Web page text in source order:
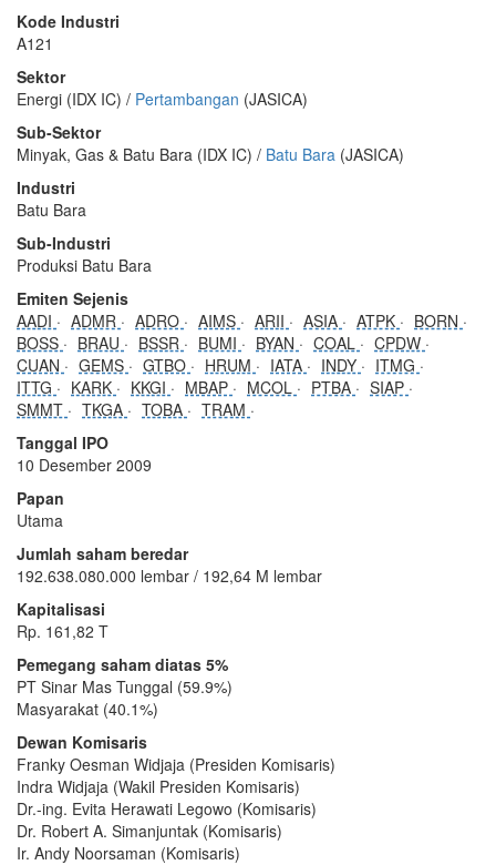
Kode Industri
A121
Sektor
Energi (IDX IC) / Pertambangan (JASICA)
Sub-Sektor
Minyak, Gas & Batu Bara (IDX IC) / Batu Bara (JASICA)
Industri
Batu Bara
Sub-Industri
Produksi Batu Bara
Emiten Sejenis
AADI
ADMR ADRO AIMS ARII ASIA ATPK
BORN
BOSS
BRAU BSSR BUMI BYAN COAL
CPDW
CUAN
GEMS GTBO HRUM IATA INDY
ITMG
ITTG
KARK KKGI MBAP MCOL PTBA
SIAP
SMMT
TKGA TOBA
TRAM
Tanggal IPO
10 Desember 2009
Papan
Utama
Jumlah saham beredar
192.638.080.000 lembar / 192,64 M lembar
Kapitalisasi
Rp. 161,82 T
Pemegang saham diatas 5%
PT Sinar Mas Tunggal (59.9%)
Masyarakat (40.1%)
Dewan Komisaris
Franky Oesman Widjaja (Presiden Komisaris)
Indra Widjaja (Wakil Presiden Komisaris)
Dr.-ing. Evita Herawati Legowo (Komisaris)
Dr. Robert A. Simanjuntak (Komisaris)
Ir. Andy Noorsaman (Komisaris)